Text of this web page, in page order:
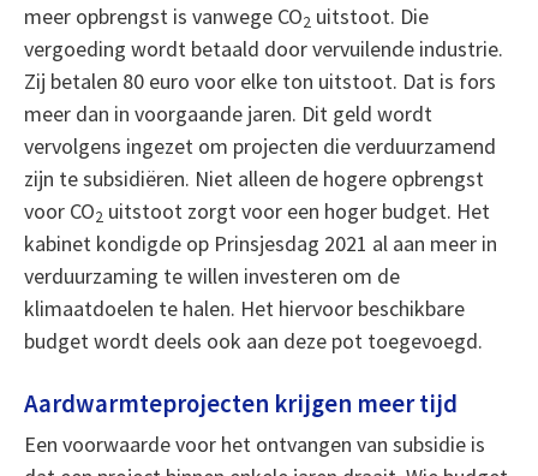
meer opbrengst is vanwege CO2 uitstoot. Die
vergoeding wordt betaald door vervuilende industrie.
Zij betalen 80 euro voor elke ton uitstoot. Dat is fors
meer dan in voorgaande jaren. Dit geld wordt
vervolgens ingezet om projecten die verduurzamend
zijn te subsidiëren. Niet alleen de hogere opbrengst
voor CO2 uitstoot zorgt voor een hoger budget. Het
kabinet kondigde op Prinsjesdag 2021 al aan meer in
verduurzaming te willen investeren om de
klimaatdoelen te halen. Het hiervoor beschikbare
budget wordt deels ook aan deze pot toegevoegd.
Aardwarmteprojecten krijgen meer tijd
Een voorwaarde voor het ontvangen van subsidie is